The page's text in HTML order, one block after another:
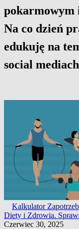
pokarmowym
Na co dzień
edukuję na
social
Kalkulator
Diety i Zdrowia.
Czerwiec 30, 2025